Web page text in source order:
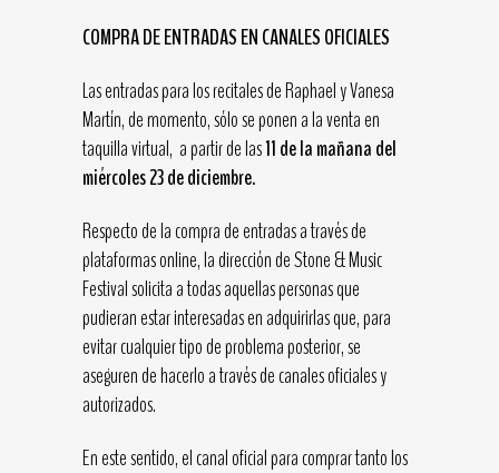
COMPRA DE ENTRADAS EN CANALES OFICIALES
Las entradas para los recitales de Raphael y Vanesa
Martín, de momento, sólo se ponen a la venta en
taquilla virtual, a partir de las11 de la mañana del
miércoles 23 de diciembre.
Respecto de la compra de entradas a través de
plataformas online, la dirección de Stone & Music
Festival solicita a todas aquellas personas que
pudieran estar interesadas en adquirirlas que, para
evitar cualquier tipo de problema posterior, se
aseguren de hacerlo a través de canales oficiales y
autorizados.
En este sentido, el canal oficial para comprar tanto los